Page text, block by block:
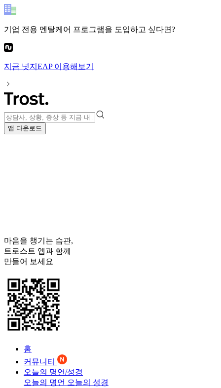
기업 전용 멘탈케어 프로그램을 도입하고 싶다면?
지금 넛지EAP이용해보기
앱 다운로드
마음을 챙기는 습관,
트로스트 앱과 함께
만들어 보세요
홈
커뮤니티
오늘의 명언/성경
오늘의 명언 오늘의 성경